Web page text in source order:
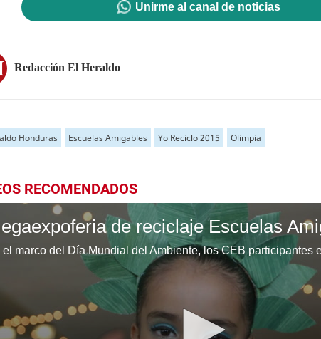
Unirme al canal de noticias
Redacción El Heraldo
Honduras Escuelas Amigables Yo Reciclo 2015 Olimpia
RECOMENDADOS